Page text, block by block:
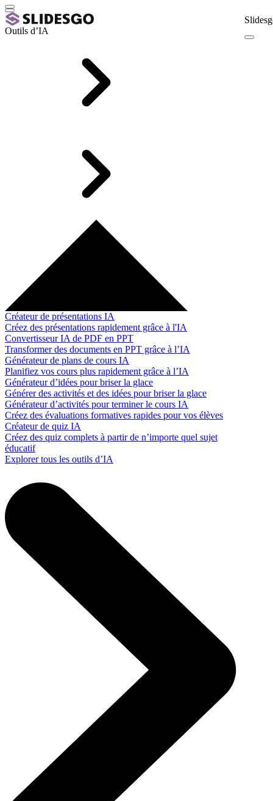
Outils d’IA
Créateur de présentations IA
Créez des présentations rapidement grâce à l'IA
Convertisseur IA de PDF en PPT
Transformer des documents en PPT grâce à l’IA
Générateur de plans de cours IA
Planifiez vos cours plus rapidement grâce à l’IA
Générateur d’idées pour briser la glace
Générer des activités et des idées pour briser la glace
Générateur d’activités pour terminer le cours IA
Créez des évaluations formatives rapides pour vos élèves
Créateur de quiz IA
Créez des quiz complets à partir de n’importe quel sujet
éducatif
Explorer tous les outils d’IA